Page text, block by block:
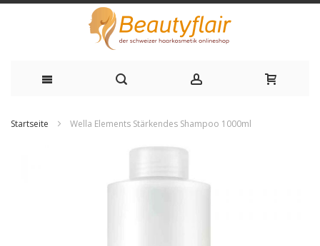
Startseite Wella Elements Stärkendes Shampoo 1000ml